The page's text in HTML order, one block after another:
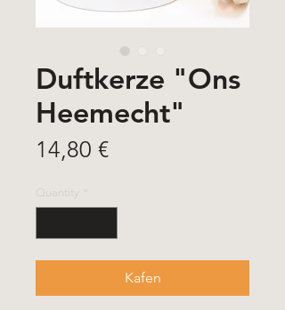
Duftkerze "Ons
Heemecht"
14,80 €Price
Quantity
Kafen